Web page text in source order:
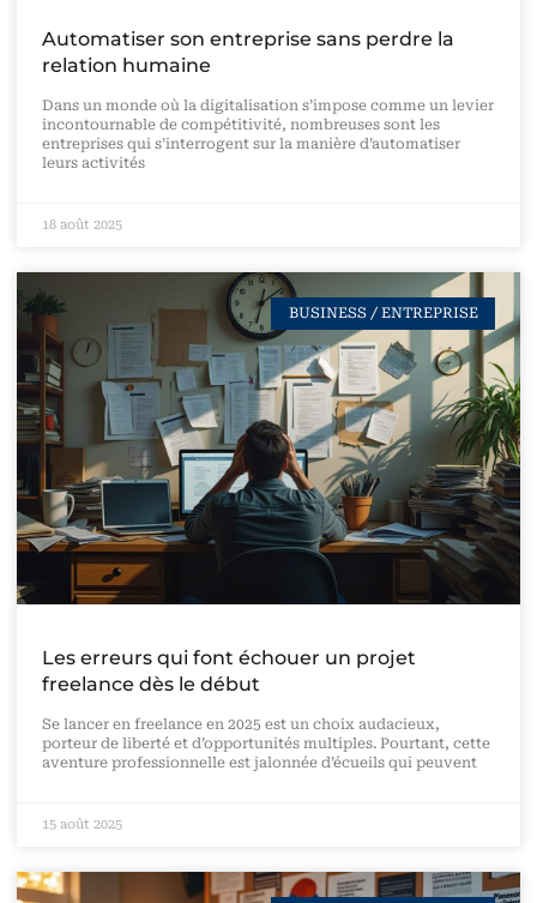
Automatiser son entreprise sans perdre la
relation humaine
Dans un monde où la digitalisation s’impose comme un levier
incontournable de compétitivité, nombreuses sont les
entreprises qui s’interrogent sur la manière d’automatiser
leurs activités
18 août 2025
BUSINESS / ENTREPRISE
Les erreurs qui font échouer un projet
freelance dès le début
Se lancer en freelance en 2025 est un choix audacieux,
porteur de liberté et d’opportunités multiples. Pourtant, cette
aventure professionnelle est jalonnée d’écueils qui peuvent
15 août 2025